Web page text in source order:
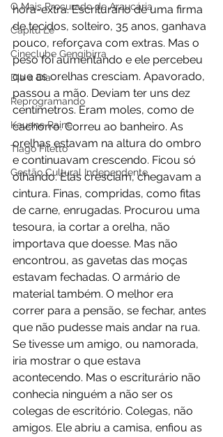
O Mais Procurado de Araucária
Capitu Lê
Cineclube Gengibirra
Dia a Dia
Reprogramando
Kauane Raine
Tiago Filetto
Gestão Cultural Independente
hora-extra. Escriturário de uma firma
de tecidos, solteiro, 35 anos, ganhava
pouco, reforçava com extras. Mas o
peso foi aumentando e ele percebeu
que as orelhas cresciam. Apavorado,
passou a mão. Deviam ter uns dez
centímetros. Eram moles, como de
cachorro. Correu ao banheiro. As
orelhas estavam na altura do ombro
e continuavam crescendo. Ficou só
olhando. Elas cresciam, chegavam a
cintura. Finas, compridas, como fitas
de carne, enrugadas. Procurou uma
tesoura, ia cortar a orelha, não
importava que doesse. Mas não
encontrou, as gavetas das moças
estavam fechadas. O armário de
material também. O melhor era
correr para a pensão, se fechar, antes
que não pudesse mais andar na rua.
Se tivesse um amigo, ou namorada,
iria mostrar o que estava
acontecendo. Mas o escriturário não
conhecia ninguém a não ser os
colegas de escritório. Colegas, não
amigos. Ele abriu a camisa, enfiou as